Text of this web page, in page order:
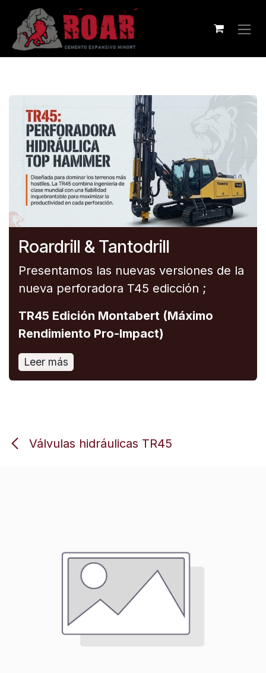
Ir al contenido
Roardrill & Tantodrill
Presentamos las nuevas versiones de la
nueva perforadora T45 edicción ;
TR45 Edición Montabert (Máximo
Rendimiento Pro-Impact)
Leer más
Válvulas hidráulicas TR45